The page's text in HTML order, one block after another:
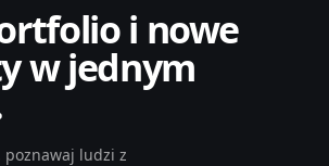
i nowe
w jednym
poznawaj ludzi z